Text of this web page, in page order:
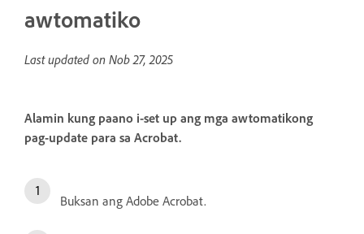
awtomatiko
Last updated on Nob 27, 2025
Alamin kung paano i-set up ang mga awtomatikong
pag-update para sa Acrobat.
Buksan ang Adobe Acrobat.